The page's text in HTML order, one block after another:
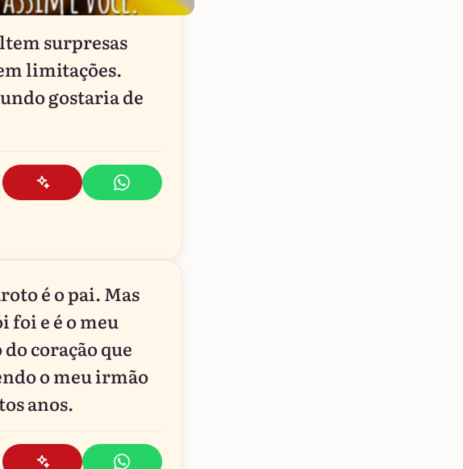
surpresas
limitações.
gostaria de
é o pai. Mas
foi e é o meu
coração que
o meu irmão
anos.